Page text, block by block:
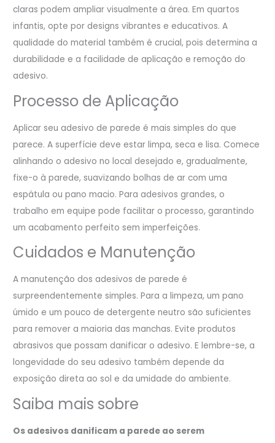
claras podem ampliar visualmente a área. Em quartos
infantis, opte por designs vibrantes e educativos. A
qualidade do material também é crucial, pois determina a
durabilidade e a facilidade de aplicação e remoção do
adesivo.
Processo de Aplicação
Aplicar seu adesivo de parede é mais simples do que
parece. A superfície deve estar limpa, seca e lisa. Comece
alinhando o adesivo no local desejado e, gradualmente,
fixe-o à parede, suavizando bolhas de ar com uma
espátula ou pano macio. Para adesivos grandes, o
trabalho em equipe pode facilitar o processo, garantindo
um acabamento perfeito sem imperfeições.
Cuidados e Manutenção
A manutenção dos adesivos de parede é
surpreendentemente simples. Para a limpeza, um pano
úmido e um pouco de detergente neutro são suficientes
para remover a maioria das manchas. Evite produtos
abrasivos que possam danificar o adesivo. E lembre-se, a
longevidade do seu adesivo também depende da
exposição direta ao sol e da umidade do ambiente.
Saiba mais sobre
Os adesivos danificam a parede ao serem